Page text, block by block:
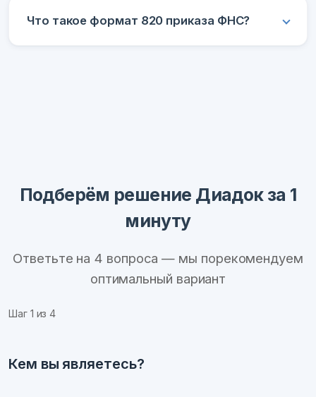
Что такое формат 820 приказа ФНС?
Подберём решение Диадок за 1
минуту
Ответьте на 4 вопроса — мы порекомендуем
оптимальный вариант
Шаг 1 из 4
Кем вы являетесь?